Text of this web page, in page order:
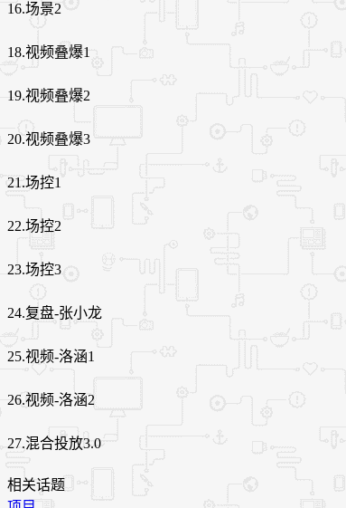
16.场景2
18.视频叠爆1
19.视频叠爆2
20.视频叠爆3
21.场控1
22.场控2
23.场控3
24.复盘-张小龙
25.视频-洛涵1
26.视频-洛涵2
27.混合投放3.0
相关话题